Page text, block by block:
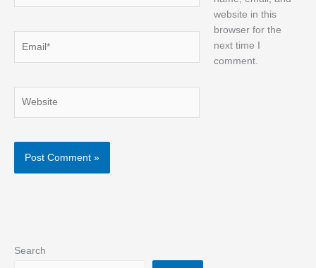
website in this
browser for the
next time I
comment.
Search